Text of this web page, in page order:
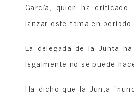
García, quien ha criticado
lanzar este tema en periodo
La delegada de la Junta
legalmente no se puede
Ha dicho que la Junta